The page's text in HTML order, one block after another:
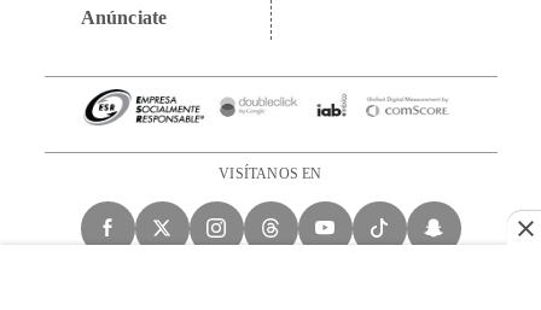
Anúnciate
VISÍTANOS EN